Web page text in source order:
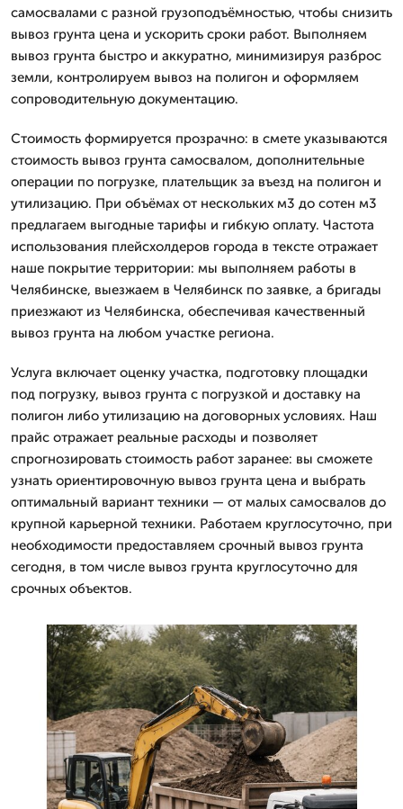
самосвалами с разной грузоподъёмностью, чтобы снизить
вывоз грунта цена и ускорить сроки работ. Выполняем
вывоз грунта быстро и аккуратно, минимизируя разброс
земли, контролируем вывоз на полигон и оформляем
сопроводительную документацию.
Стоимость формируется прозрачно: в смете указываются
стоимость вывоз грунта самосвалом, дополнительные
операции по погрузке, плательщик за въезд на полигон и
утилизацию. При объёмах от нескольких м3 до сотен м3
предлагаем выгодные тарифы и гибкую оплату. Частота
использования плейсхолдеров города в тексте отражает
наше покрытие территории: мы выполняем работы в
Челябинске, выезжаем в Челябинск по заявке, а бригады
приезжают из Челябинска, обеспечивая качественный
вывоз грунта на любом участке региона.
Услуга включает оценку участка, подготовку площадки
под погрузку, вывоз грунта с погрузкой и доставку на
полигон либо утилизацию на договорных условиях. Наш
прайс отражает реальные расходы и позволяет
спрогнозировать стоимость работ заранее: вы сможете
узнать ориентировочную вывоз грунта цена и выбрать
оптимальный вариант техники — от малых самосвалов до
крупной карьерной техники. Работаем круглосуточно, при
необходимости предоставляем срочный вывоз грунта
сегодня, в том числе вывоз грунта круглосуточно для
срочных объектов.